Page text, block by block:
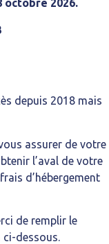
octobre 2026.
depuis 2018 mais
assurer de votre
l’aval de votre
d’hébergement
de remplir le
ci-dessous.